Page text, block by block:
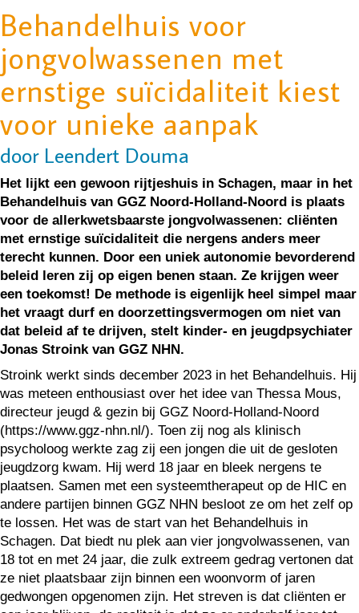
Behandelhuis voor
jongvolwassenen met
ernstige suïcidaliteit kiest
voor unieke aanpak
door Leendert Douma
Het lijkt een gewoon rijtjeshuis in Schagen, maar in het
Behandelhuis van GGZ Noord-Holland-Noord is plaats
voor de allerkwetsbaarste jongvolwassenen: cliënten
met ernstige suïcidaliteit die nergens anders meer
terecht kunnen. Door een uniek autonomie bevorderend
beleid leren zij op eigen benen staan. Ze krijgen weer
een toekomst! De methode is eigenlijk heel simpel maar
het vraagt durf en doorzettingsvermogen om niet van
dat beleid af te drijven, stelt kinder- en jeugdpsychiater
Jonas Stroink van GGZ NHN.
Stroink werkt sinds december 2023 in het Behandelhuis. Hij
was meteen enthousiast over het idee van Thessa Mous,
directeur jeugd & gezin bij GGZ Noord-Holland-Noord
(https://www.ggz-nhn.nl/). Toen zij nog als klinisch
psycholoog werkte zag zij een jongen die uit de gesloten
jeugdzorg kwam. Hij werd 18 jaar en bleek nergens te
plaatsen. Samen met een systeemtherapeut op de HIC en
andere partijen binnen GGZ NHN besloot ze om het zelf op
te lossen. Het was de start van het Behandelhuis in
Schagen. Dat biedt nu plek aan vier jongvolwassenen, van
18 tot en met 24 jaar, die zulk extreem gedrag vertonen dat
ze niet plaatsbaar zijn binnen een woonvorm of jaren
gedwongen opgenomen zijn. Het streven is dat cliënten er